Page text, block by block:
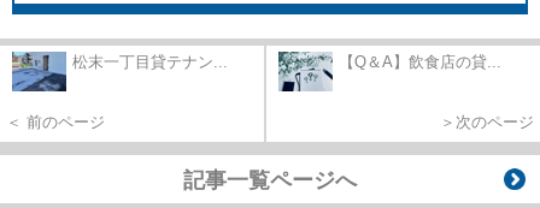
松末一丁目貸テナン...
＜ 前のページ
【Q＆A】飲食店の貸...
＞次のページ
記事一覧ページへ